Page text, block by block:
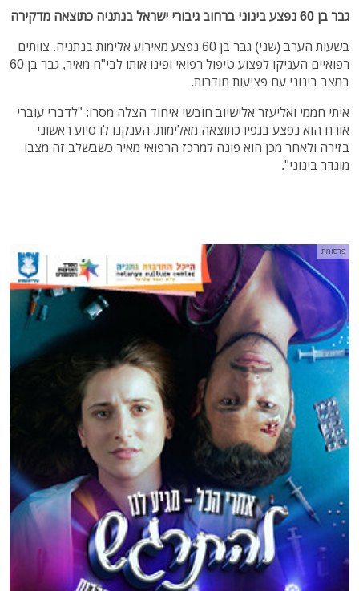
גבר בן 60 נפצע בינוני ברחוב גיבורי ישראל בנתניה כתוצאה מדקירה
בשעות הערב (שני) גבר בן 60 נפצע מאירוע אלימות בנתניה. צוותים
רפואיים העניקו לפצוע טיפול רפואי ופינו אותו לבי"ח מאיר, גבר בן 60
במצב בינוני עם פציעות חודרות.
איתי חממי ואליעזר אלישיוב חובשי איחוד הצלה מסרו: "לדברי עוברי
אורח הוא נפצע בגפיו כתוצאה מאלימות. הענקנו לו סיוע ראשוני
בזירה ולאחר מכן הוא פונה למרכז הרפואי מאיר כשבשלב זה מצבו
מוגדר בינוני".
פרסומת